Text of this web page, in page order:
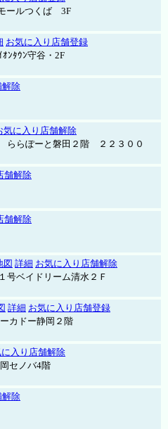
ールつくば 3F
お気に入り店舗登録
ﾝﾀｳﾝ守谷・2F
解除
気に入り店舗解除
ららぽーと磐田２階 ２２３００
舗解除
舗解除
図 詳細 お気に入り店舗解除
号ベイドリーム清水２Ｆ
詳細 お気に入り店舗登録
カドー静岡２階
に入り店舗解除
セノバ4階
解除